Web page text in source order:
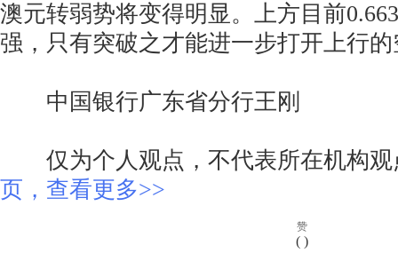
澳元转弱势将变得明显。上方目前
强，只有突破之才能进一步打开上行
中国银行广东省分行王刚
仅为个人观点，不代表所在机构
页，查看更多>>
赞
( )